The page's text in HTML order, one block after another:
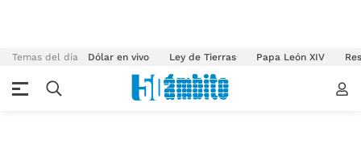
Temas del día Dólar en vivo Ley de Tierras Papa León XIV